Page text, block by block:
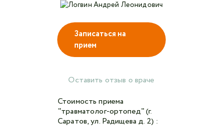
Записаться на
прием
Оставить отзыв о враче
Стоимость приема
"травматолог-ортопед" (г.
Саратов, ул. Радищева д. 2) :
Авторизоваться в личном кабинете
или войти через VK ID с использованием данных
из сервиса